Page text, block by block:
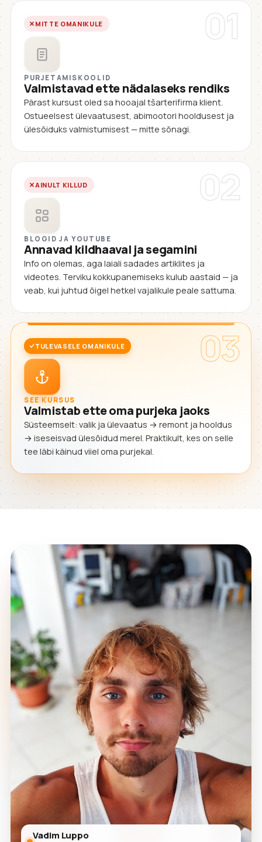
01
MITTE OMANIKULE
PURJETAMISKOOLID
Valmistavad ette nädalaseks rendiks
Pärast kursust oled sa hooajal tšarterifirma klient.
Ostueelsest ülevaatusest, abimootori hooldusest ja
ülesõiduks valmistumisest — mitte sõnagi.
02
AINULT KILLUD
BLOGID JA YOUTUBE
Annavad kildhaaval ja segamini
Info on olemas, aga laiali sadades artiklites ja
videotes. Terviku kokkupanemiseks kulub aastaid — ja
veab, kui juhtud õigel hetkel vajalikule peale sattuma.
03
TULEVASELE OMANIKULE
SEE KURSUS
Valmistab ette oma purjeka jaoks
Süsteemselt: valik ja ülevaatus → remont ja hooldus
→ iseseisvad ülesõidud merel. Praktikult, kes on selle
tee läbi käinud viiel oma purjekal.
Vadim Luppo